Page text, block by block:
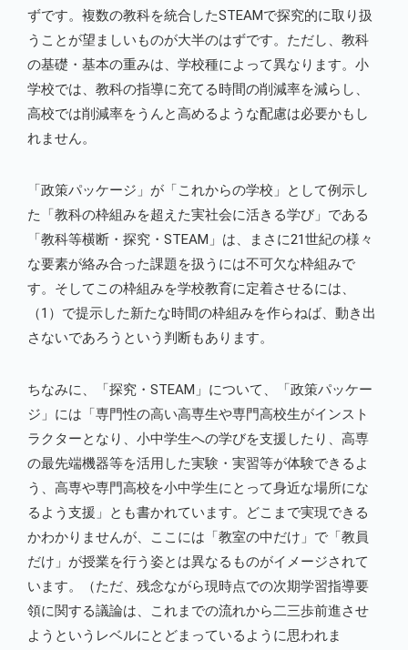
ずです。複数の教科を統合したSTEAMで探究的に取り扱
うことが望ましいものが大半のはずです。ただし、教科
の基礎・基本の重みは、学校種によって異なります。小
学校では、教科の指導に充てる時間の削減率を減らし、
高校では削減率をうんと高めるような配慮は必要かもし
れません。
「政策パッケージ」が「これからの学校」として例示し
た「教科の枠組みを超えた実社会に活きる学び」である
「教科等横断・探究・STEAM」は、まさに21世紀の様々
な要素が絡み合った課題を扱うには不可欠な枠組みで
す。そしてこの枠組みを学校教育に定着させるには、
（1）で提示した新たな時間の枠組みを作らねば、動き出
さないであろうという判断もあります。
ちなみに、「探究・STEAM」について、「政策パッケー
ジ」には「専門性の高い高専生や専門高校生がインスト
ラクターとなり、小中学生への学びを支援したり、高専
の最先端機器等を活用した実験・実習等が体験できるよ
う、高専や専門高校を小中学生にとって身近な場所にな
るよう支援」とも書かれています。どこまで実現できる
かわかりませんが、ここには「教室の中だけ」で「教員
だけ」が授業を行う姿とは異なるものがイメージされて
います。（ただ、残念ながら現時点での次期学習指導要
領に関する議論は、これまでの流れから二三歩前進させ
ようというレベルにとどまっているように思われま